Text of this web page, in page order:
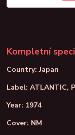
Kompletní
Country: Japan
Label: ATLANTIC,
Year: 1974
Cover: NM